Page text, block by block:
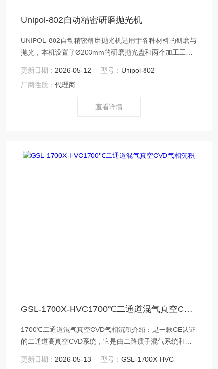
Unipol-802自动精密研磨抛光机
UNIPOL-802自动精密研磨抛光机适用于各种材料的研磨与
抛光，本机设置了Ø203mm的研磨抛光盘和两个加工工
精密研磨抛光机若搭配合适的辅助设备可以得到高质量的
研磨表面。
更新日期： 2026-05-12 型号： Unipol-802
厂商性质：代理商
查看详情
GSL-1700X-HVC1700℃二通道混气真空CVD气相沉积
1700℃二通道混气真空CVD气相沉积介绍：是一款CE认证
的二通道高真空CVD系统，它是由二路质子混气系统和高
可达 to 10^-5 torr。混气系统可以对两种气体进行精确的
更新日期： 2026-05-13 型号：GSL-1700X-HVC